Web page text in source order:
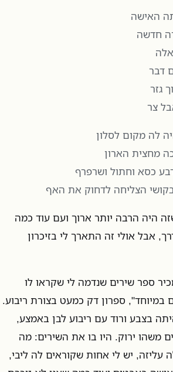
האישה
חדשה
דבר
גזר
צר
לה מקום לסלון
מחצית הארון
כסא וחתול ושרפרף
הצליחה לדחוק את האף
היה הרבה יותר ארוך ועם עוד כמה
אבל אולי זה התארך לי בזיכרון
ספר שירים שנדמה לי שקראו לו
במיוחד", ספרון דק כמעט בצורת ריבוע.
בצבע ורוד עם ריבוע לבן באמצע,
משהו ירוק. היו בו את השירים: מה
עליזה, יש לי אחות שקוראים לה ליבי,